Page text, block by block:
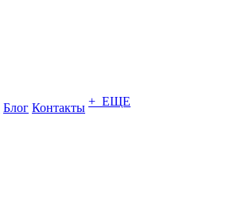
Блог Контакты + ЕЩЕ